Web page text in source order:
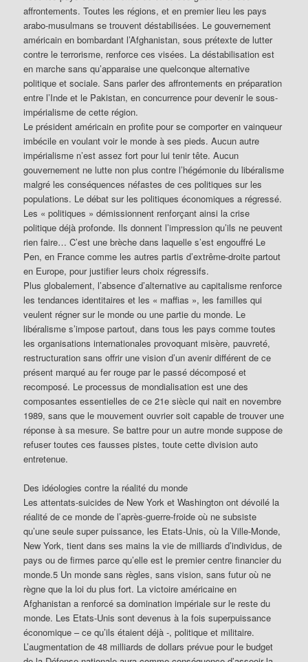
affrontements. Toutes les régions, et en premier lieu les pays
arabo-musulmans se trouvent déstabilisées. Le gouvernement
américain en bombardant l’Afghanistan, sous prétexte de lutter
contre le terrorisme, renforce ces visées. La déstabilisation est
en marche sans qu’apparaise une quelconque alternative
politique et sociale. Sans parler des affrontements en préparation
entre l’Inde et le Pakistan, en concurrence pour devenir le sous-
impérialisme de cette région.
Le président américain en profite pour se comporter en vainqueur
imbécile en voulant voir le monde à ses pieds. Aucun autre
impérialisme n’est assez fort pour lui tenir tête. Aucun
gouvernement ne lutte non plus contre l’hégémonie du libéralisme
malgré les conséquences néfastes de ces politiques sur les
populations. Le débat sur les politiques économiques a régressé.
Les « politiques » démissionnent renforçant ainsi la crise
politique déjà profonde. Ils donnent l’impression qu’ils ne peuvent
rien faire… C’est une brèche dans laquelle s’est engouffré Le
Pen, en France comme les autres partis d’extrême-droite partout
en Europe, pour justifier leurs choix régressifs.
Plus globalement, l’absence d’alternative au capitalisme renforce
les tendances identitaires et les « maffias », les familles qui
veulent régner sur le monde ou une partie du monde. Le
libéralisme s’impose partout, dans tous les pays comme toutes
les organisations internationales provoquant misère, pauvreté,
restructuration sans offrir une vision d’un avenir différent de ce
présent marqué au fer rouge par le passé décomposé et
recomposé. Le processus de mondialisation est une des
composantes essentielles de ce 21e siècle qui nait en novembre
1989, sans que le mouvement ouvrier soit capable de trouver une
réponse à sa mesure. Se battre pour un autre monde suppose de
refuser toutes ces fausses pistes, toute cette division auto
entretenue.
Des idéologies contre la réalité du monde
Les attentats-suicides de New York et Washington ont dévoilé la
réalité de ce monde de l’après-guerre-froide où ne subsiste
qu’une seule super puissance, les Etats-Unis, où la Ville-Monde,
New York, tient dans ses mains la vie de milliards d’individus, de
pays ou de firmes parce qu’elle est le premier centre financier du
monde.5 Un monde sans règles, sans vision, sans futur où ne
règne que la loi du plus fort. La victoire américaine en
Afghanistan a renforcé sa domination impériale sur le reste du
monde. Les Etats-Unis sont devenus à la fois superpuissance
économique – ce qu’ils étaient déjà -, politique et militaire.
L’augmentation de 48 milliards de dollars prévue pour le budget